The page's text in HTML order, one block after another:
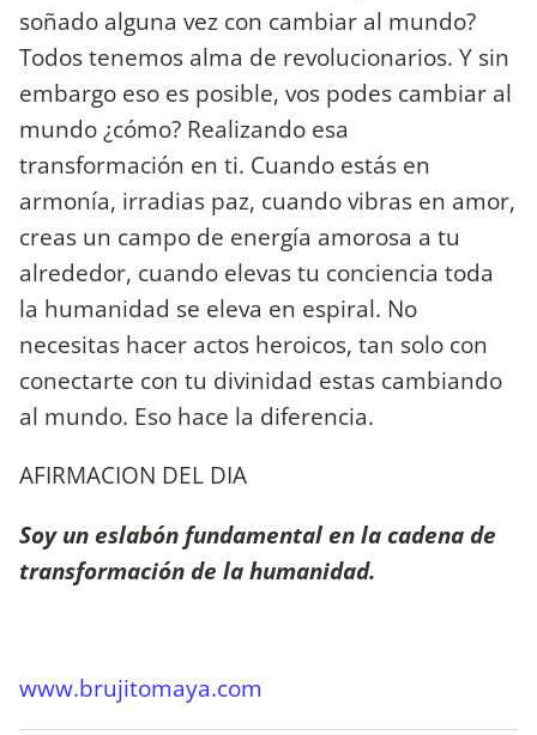
soñado alguna vez con cambiar al mundo?
Todos tenemos alma de revolucionarios. Y sin
embargo eso es posible, vos podes cambiar al
mundo ¿cómo? Realizando esa
transformación en ti. Cuando estás en
armonía, irradias paz, cuando vibras en amor,
creas un campo de energía amorosa a tu
alrededor, cuando elevas tu conciencia toda
la humanidad se eleva en espiral. No
necesitas hacer actos heroicos, tan solo con
conectarte con tu divinidad estas cambiando
al mundo. Eso hace la diferencia.
AFIRMACION DEL DIA
Soy un eslabón fundamental en la cadena de
transformación de la humanidad.
www.brujitomaya.com